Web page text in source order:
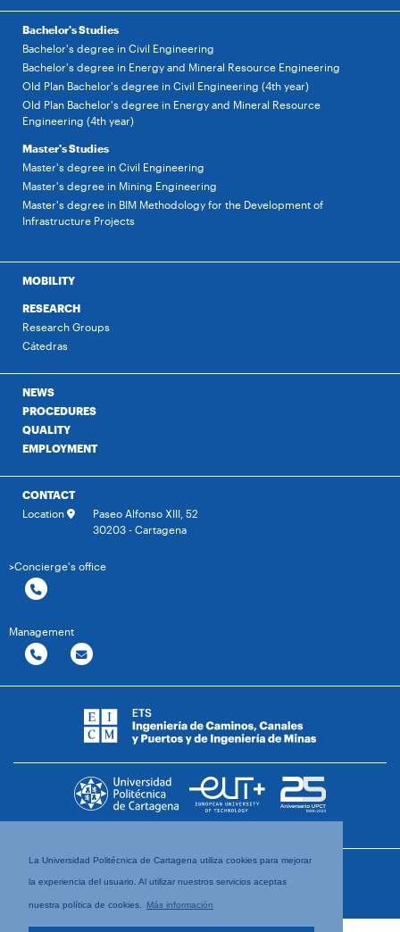
La Universidad Politécnica de Cartagena utiliza cookies para mejorar
la experiencia del usuario. Al utilizar nuestros servicios aceptas
nuestra política de cookies. Más información
Bachelor's Studies
Bachelor's degree in Civil Engineering
Bachelor's degree in Energy and Mineral Resource Engineering
Old Plan Bachelor's degree in Civil Engineering (4th year)
Old Plan Bachelor's degree in Energy and Mineral Resource
Engineering (4th year)
Master's Studies
Master's degree in Civil Engineering
Master's degree in Mining Engineering
Master's degree in BIM Methodology for the Development of
Infrastructure Projects
MOBILITY
RESEARCH
Research Groups
Cátedras
NEWS
PROCEDURES
QUALITY
EMPLOYMENT
CONTACT
Location
Paseo Alfonso XIII, 52
30203 - Cartagena
>Concierge's office
Management